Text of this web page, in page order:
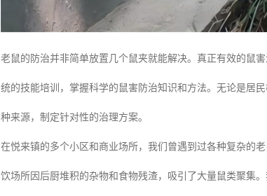
老鼠的防治并非简单放置几个鼠夹就能解决。真正有效的鼠
统的技能培训，掌握科学的鼠害防治知识和方法。无论是居
种来源，制定针对性的治理方案。
在悦来镇的多个小区和商业场所，我们曾遇到过各种复杂的
饮场所因后厨堆积的杂物和食物残渣，吸引了大量鼠类聚集